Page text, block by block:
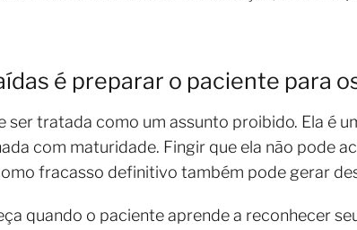
é preparar o paciente para
ser tratada como um assunto proibido. Ela é
com maturidade. Fingir que ela não pode
fracasso definitivo também pode gerar
quando o paciente aprende a reconhecer